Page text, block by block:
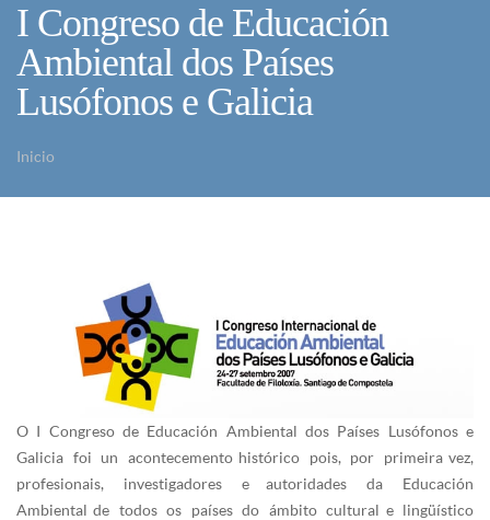
I Congreso de Educación
Ambiental dos Países
Lusófonos e Galicia
Inicio
O I Congreso de Educación Ambiental dos Países Lusófonos e
Galicia foi un acontecemento histórico pois, por primeira vez,
profesionais, investigadores e autoridades da Educación
Ambiental de todos os países do ámbito cultural e lingüístico